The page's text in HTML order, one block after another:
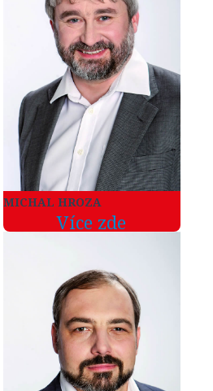
MICHAL HROZA
Více zde